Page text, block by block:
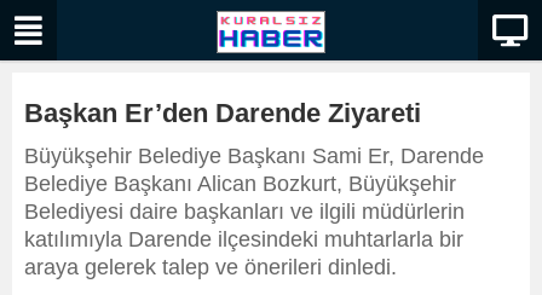
Başkan Er’den Darende Ziyareti
Büyükşehir Belediye Başkanı Sami Er, Darende
Belediye Başkanı Alican Bozkurt, Büyükşehir
Belediyesi daire başkanları ve ilgili müdürlerin
katılımıyla Darende ilçesindeki muhtarlarla bir
araya gelerek talep ve önerileri dinledi.